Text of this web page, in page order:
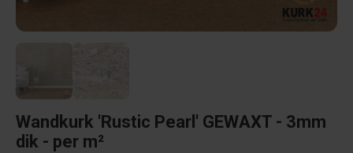
Wandkurk 'Rustic Pearl' GEWAXT - 3mm
dik - per m²